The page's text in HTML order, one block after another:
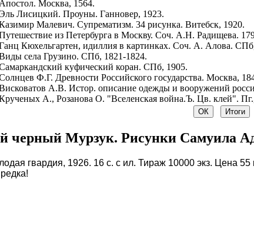
Апостол. Москва, 1564.
Лисицкий. Проуны. Ганновер, 1923.
Малевич. Супрематизм. 34 рисунка. Витебск, 1920.
из Петербурга в Москву. Соч. А.Н. Радищева.
Кюхельгартен, идиллия в картинках. Соч. А. Алова.
села Грузино. СПб, 1821-1824.
куфический коран. СПб, 1905.
Ф.Г. Древности Российского государства. Москва,
А.В. Истор. описание одежды и вооружений
А., Розанова О. "Вселенская война.Ъ. Цв. клей".
черный Мурзук. Рисунки Самуила
гвардия, 1926. 16 с. с ил. Тираж 10000 экз. Цена